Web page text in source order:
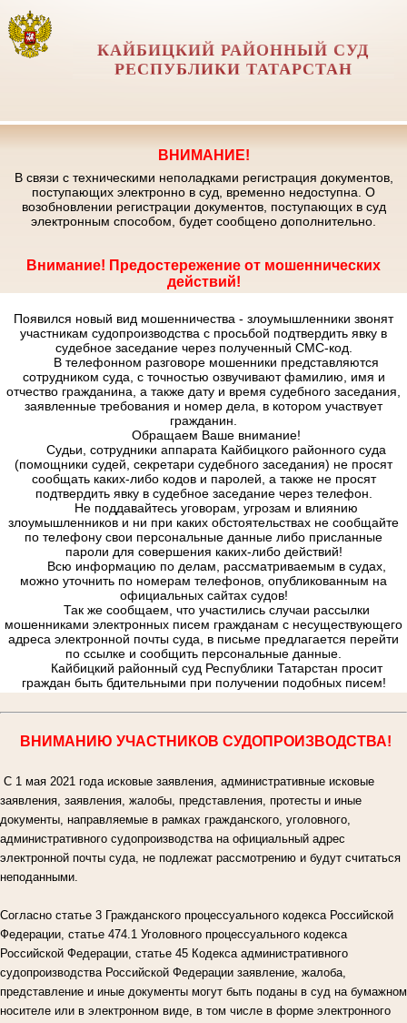
КАЙБИЦКИЙ РАЙОННЫЙ СУД
РЕСПУБЛИКИ ТАТАРСТАН
ВНИМАНИЕ!
В связи с техническими неполадками регистрация документов,
поступающих электронно в суд, временно недоступна. О
возобновлении регистрации документов, поступающих в суд
электронным способом, будет сообщено дополнительно.
Внимание! Предостережение от мошеннических
действий!
Появился новый вид мошенничества - злоумышленники звонят
участникам судопроизводства с просьбой подтвердить явку в
судебное заседание через полученный СМС-код.
В телефонном разговоре мошенники представляются
сотрудником суда, с точностью озвучивают фамилию, имя и
отчество гражданина, а также дату и время судебного заседания,
заявленные требования и номер дела, в котором участвует
гражданин.
Обращаем Ваше внимание!
Судьи, сотрудники аппарата Кайбицкого районного суда
(помощники судей, секретари судебного заседания) не просят
сообщать каких-либо кодов и паролей, а также не просят
подтвердить явку в судебное заседание через телефон.
Не поддавайтесь уговорам, угрозам и влиянию
злоумышленников и ни при каких обстоятельствах не сообщайте
по телефону свои персональные данные либо присланные
пароли для совершения каких-либо действий!
Всю информацию по делам, рассматриваемым в судах,
можно уточнить по номерам телефонов, опубликованным на
официальных сайтах судов!
Так же сообщаем, что участились случаи рассылки
мошенниками электронных писем гражданам с несуществующего
адреса электронной почты суда, в письме предлагается перейти
по ссылке и сообщить персональные данные.
Кайбицкий районный суд Республики Татарстан просит
граждан быть бдительными при получении подобных писем!
ВНИМАНИЮ УЧАСТНИКОВ СУДОПРОИЗВОДСТВА!
С 1 мая 2021 года исковые заявления, административные исковые
заявления, заявления, жалобы, представления, протесты и иные
документы, направляемые в рамках гражданского, уголовного,
административного судопроизводства на официальный адрес
электронной почты суда, не подлежат рассмотрению и будут считаться
неподанными.
Согласно статье 3 Гражданского процессуального кодекса Российской
Федерации, статье 474.1 Уголовного процессуального кодекса
Российской Федерации, статье 45 Кодекса административного
судопроизводства Российской Федерации заявление, жалоба,
представление и иные документы могут быть поданы в суд на бумажном
носителе или в электронном виде, в том числе в форме электронного